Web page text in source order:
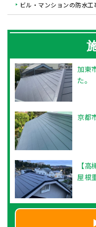
ビル・マンションの防水工
加東
た。
京都
【
屋根